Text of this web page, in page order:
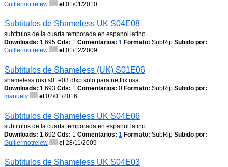
Guillermotrelew
el 01/01/2010
Subtitulos de Shameless UK S04E08
subtitulos de la cuarta temporada en espanol latino
Downloads: 1,695 Cds: 1 Comentarios: 1 Formato: SubRip Subido por:
Guillermotrelew
el 01/12/2009
Subtitulos de Shameless (UK) S01E06
shameless (uk) s01e03 dfxp solo para netflix usa
Downloads: 1,693 Cds: 1 Comentarios: 0 Formato: SubRip Subido por:
manuely
el 02/01/2016
Subtitulos de Shameless UK S04E06
subtitulos de la cuarta temporada en espanol latino
Downloads: 1,692 Cds: 1 Comentarios: 1 Formato: SubRip Subido por:
Guillermotrelew
el 28/11/2009
Subtitulos de Shameless UK S04E03